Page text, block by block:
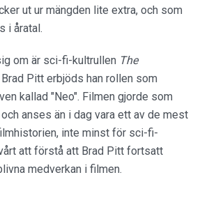
ut ur mängden lite extra, och som
i åratal.
om är sci-fi-kultrullen The
Pitt erbjöds han rollen som
kallad "Neo". Filmen gjorde som
anses än i dag vara ett av de mest
inte minst för sci-fi-
att förstå att Brad Pitt fortsatt
medverkan i filmen.